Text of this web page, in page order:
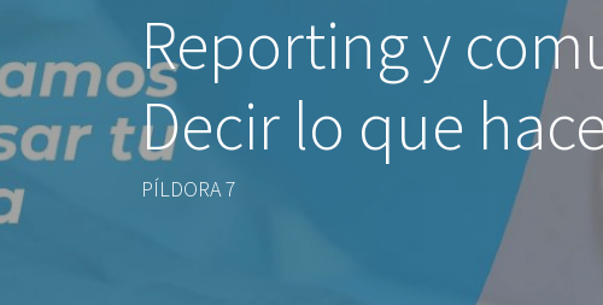
Reporting y
Decir lo que
PÍLDORA 7